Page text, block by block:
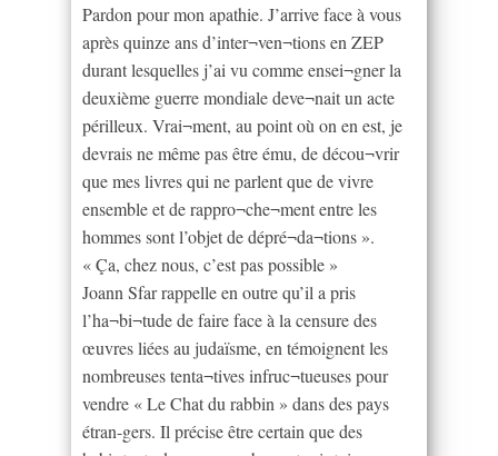
Pardon pour mon apathie. J’arrive face à vous
après quinze ans d’inter¬ven¬tions en ZEP
durant lesquelles j’ai vu comme ensei¬gner la
deuxième guerre mondiale deve¬nait un acte
périlleux. Vrai¬ment, au point où on en est, je
devrais ne même pas être ému, de décou¬vrir
que mes livres qui ne parlent que de vivre
ensemble et de rappro¬che¬ment entre les
hommes sont l’objet de dépré¬da¬tions ».
« Ça, chez nous, c’est pas possible »
Joann Sfar rappelle en outre qu’il a pris
l’ha¬bi¬tude de faire face à la censure des
œuvres liées au judaïsme, en témoignent les
nombreuses tenta¬tives infruc¬tueuses pour
vendre « Le Chat du rabbin » dans des pays
étran-gers. Il précise être certain que des